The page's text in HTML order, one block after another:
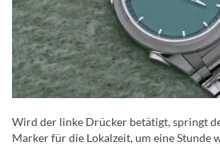
Wird der linke Drücker betätigt, springt
Marker für die Lokalzeit, um eine Stunde